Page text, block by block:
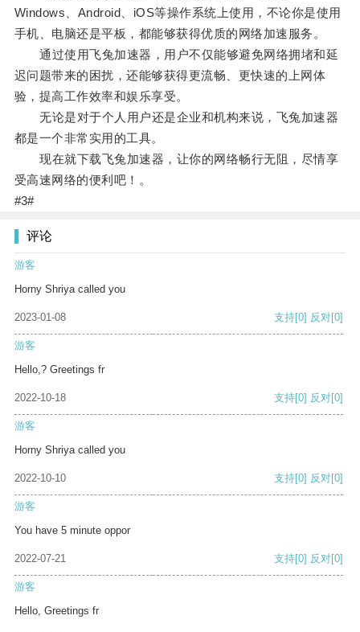
Windows、Android、iOS等操作系统上使用，不论你是使用
手机、电脑还是平板，都能够获得优质的网络加速服务。
通过使用飞兔加速器，用户不仅能够避免网络拥堵和延
迟问题带来的困扰，还能够获得更流畅、更快速的上网体
验，提高工作效率和娱乐享受。
无论是对于个人用户还是企业和机构来说，飞兔加速器
都是一个非常实用的工具。
现在就下载飞兔加速器，让你的网络畅行无阻，尽情享
受高速网络的便利吧！。
#3#
评论
游客
Horny Shriya called you
2023-01-08 支持[0] 反对[0]
游客
Hello,? Greetings fr
2022-10-18 支持[0] 反对[0]
游客
Horny Shriya called you
2022-10-10 支持[0] 反对[0]
游客
You have 5 minute oppor
2022-07-21 支持[0] 反对[0]
游客
Hello, Greetings fr